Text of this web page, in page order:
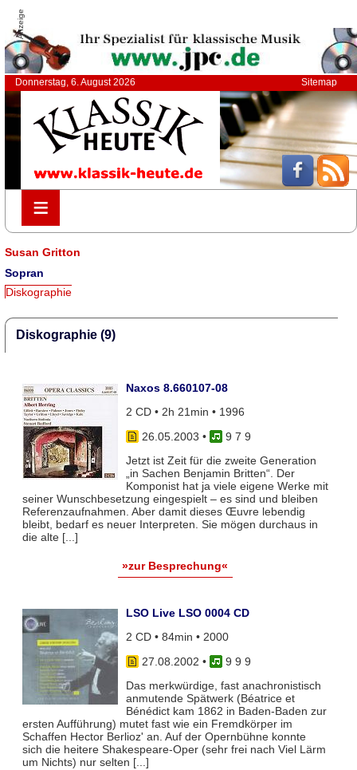
Anzeige
Donnerstag, 6. August 2026 Sitemap
≡
≡
Susan Gritton
Sopran
Diskographie
Diskographie (9)
Naxos 8.660107-08
2 CD • 2h 21min • 1996
26.05.2003 •
9 7 9
Jetzt ist Zeit für die zweite Generation
„in Sachen Benjamin Britten“. Der
Komponist hat ja viele eigene Werke mit
seiner Wunschbesetzung eingespielt – es sind und bleiben
Referenzaufnahmen. Aber damit dieses Œuvre lebendig
bleibt, bedarf es neuer Interpreten. Sie mögen durchaus in
die alte [...]
»zur Besprechung«
LSO Live LSO 0004 CD
2 CD • 84min • 2000
27.08.2002 •
9 9 9
Das merkwürdige, fast anachronistisch
anmutende Spätwerk (Béatrice et
Bénédict kam 1862 in Baden-Baden zur
ersten Aufführung) mutet fast wie ein Fremdkörper im
Schaffen Hector Berlioz' an. Auf der Opernbühne konnte
sich die heitere Shakespeare-Oper (sehr frei nach Viel Lärm
um Nichts) nur selten [...]